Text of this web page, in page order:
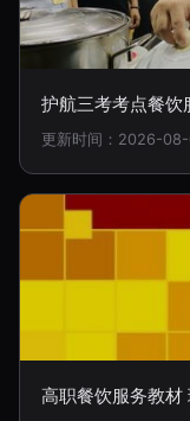
护航三考考点餐饮
更新时间：2026-
高职餐饮服务教材